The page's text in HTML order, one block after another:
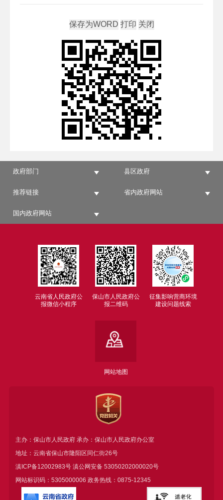
政府部门 县区政府
推荐链接 省内政府网站
国内政府网站
云南省人民政府公
报微信小程序
保山市人民政府公
报二维码
征集影响营商环境
建设问题线索
网站地图
主办：保山市人民政府 承办：保山市人民政府办公室
地址：云南省保山市隆阳区同仁街26号
滇ICP备12002983号滇公网安备 53050202000020号
网站标识码：5305000006 政务热线：0875-12345